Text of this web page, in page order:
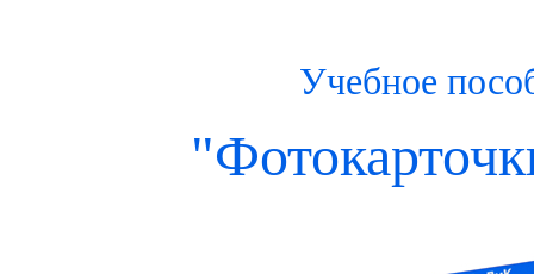
Учебное